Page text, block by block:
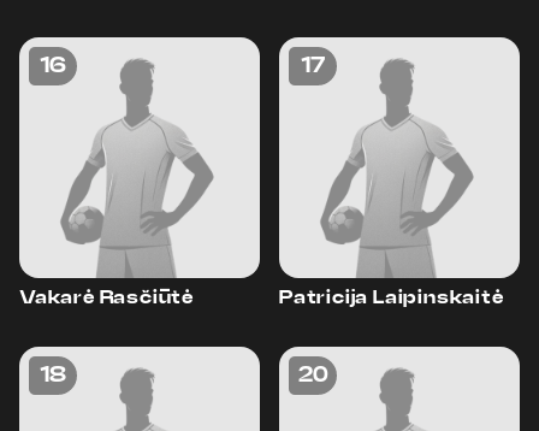
16
Vakarė Rasčiūtė
17
Patricija Laipinskaitė
18 20